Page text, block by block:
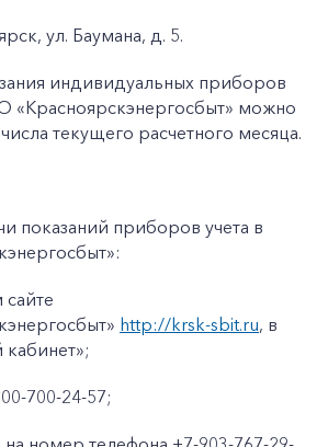
ул. Баумана, д. 5.
индивидуальных приборов
«Красноярскэнергосбыт» можно
текущего расчетного месяца.
показаний приборов учета в
сайте
http://krsk-sbit.ru, в
700-24-57;